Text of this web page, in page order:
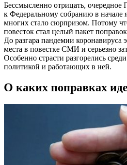
Бессмысленно отрицать,
к Федеральному собранию в начале
многих стало сюрпризом. Потому
повесток стал целый пакет
До разгара пандемии коронавируса
места в повестке СМИ и серьезно
Особенно страсти разгорелись
политикой и работающих в ней.
О каких поправках